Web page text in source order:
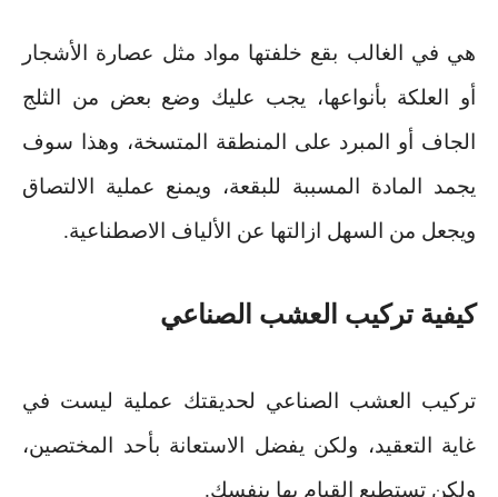
هي في الغالب بقع خلفتها مواد مثل عصارة الأشجار
أو العلكة بأنواعها، يجب عليك وضع بعض من الثلج
الجاف أو المبرد على المنطقة المتسخة، وهذا سوف
يجمد المادة المسببة للبقعة، ويمنع عملية الالتصاق
ويجعل من السهل ازالتها عن الألياف الاصطناعية.
كيفية تركيب العشب الصناعي
تركيب العشب الصناعي لحديقتك عملية ليست في
غاية التعقيد، ولكن يفضل الاستعانة بأحد المختصين،
ولكن تستطيع القيام بها بنفسك.